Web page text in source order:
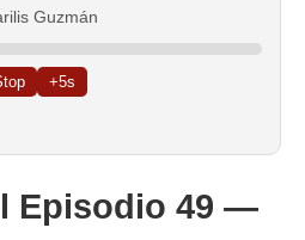
Guzmán
+5s
Episodio 49 —